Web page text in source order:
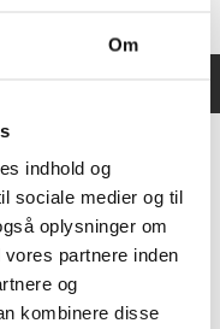
Om
indhold og
sociale medier og til
oplysninger om
partnere inden
og
kombinere disse